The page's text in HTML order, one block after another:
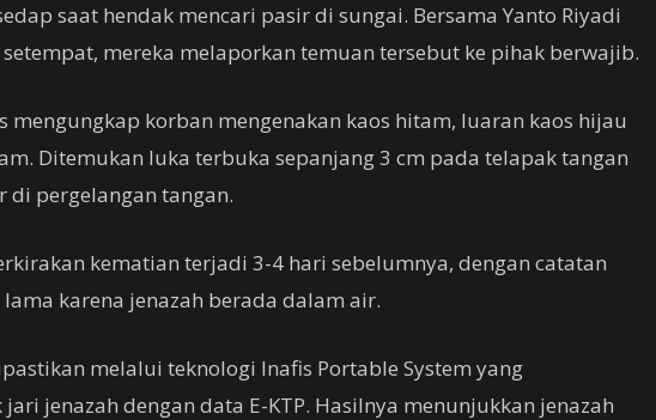
saat hendak mencari pasir di sungai. Bersama Yanto Riyadi
setempat, mereka melaporkan temuan tersebut ke pihak berwajib.
mengungkap korban mengenakan kaos hitam, luaran kaos hijau
Ditemukan luka terbuka sepanjang 3 cm pada telapak tangan
di pergelangan tangan.
kematian terjadi 3-4 hari sebelumnya, dengan catatan
karena jenazah berada dalam air.
melalui teknologi Inafis Portable System yang
jenazah dengan data E-KTP. Hasilnya menunjukkan jenazah